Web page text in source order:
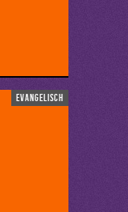
evangelisch